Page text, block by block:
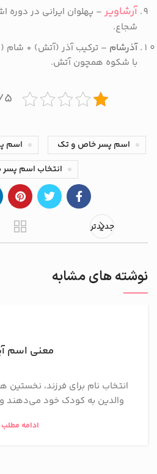
آرشاویر – پهلوان ایرانی در دوره
شجاع.
آذرشام – ترکیب آذر (آتش) + شام
با شکوه همچون آتش.
۱/۵ - (۱
اسم پسر خاص و تک اسم
انتخاب اسم
جدیدتر
نوشته های مشابه
معنی اسم
انتخاب نام برای فرزند،
والدین به کودک خود می‌دهند و
ادامه مطلب